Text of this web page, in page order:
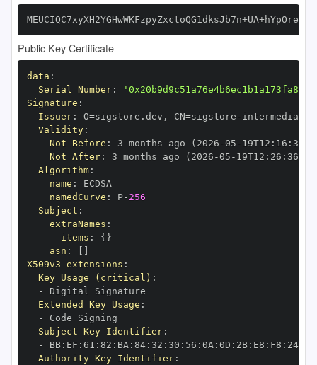
Public Key Certificate
data :
Serial Number:
Signature :
Issuer: O=sigstore.dev , CN=sigstore -
Validity:
Not Before : 3 months ago (2026 -05 - 19T12 : 16 :
Not After: 3 months ago (2026 -05 - 19T12 : 26 : 36+00
Algorithm:
name :
namedCurve : P- 256
Subject :
extraNames :
items : { }
asn :
X509v3 extensions :
Key Usage (critical) :
-
Extended Key Usage :
-
Subject Key Identifier:
-
BB: EF : 61 : 82 : BA : 84: 32 : 30 : 56 : 0A : 0D : 2B: E8 : F8 : 24:
Authority Key Identifier: